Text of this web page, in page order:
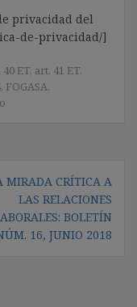
privacidad del
de-privacidad/]
40 ET, art. 41 ET,
, FOGASA,
MIRADA CRÍTICA A
LAS RELACIONES
BOLETÍN
16, JUNIO 2018